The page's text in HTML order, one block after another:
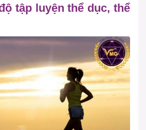
tập luyện thể dục, thể